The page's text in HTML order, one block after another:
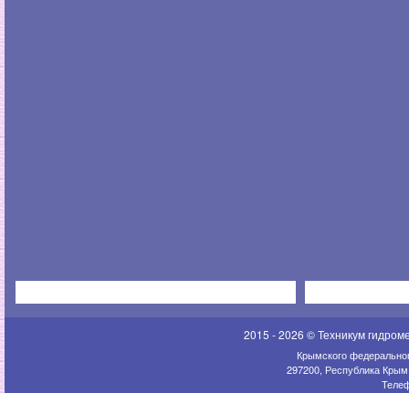
2015 - 2026 © Техникум
Крымского
297200, Республика